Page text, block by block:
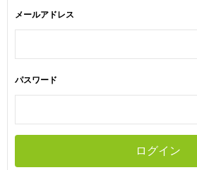
メールアドレス
パスワード